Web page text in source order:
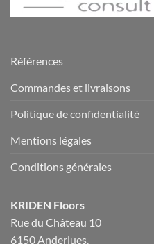
Références
Commandes et livraisons
Politique de confidentialité
Mentions légales
Conditions générales
KRIDEN Floors
Rue du Château 10
6150 Anderlues.